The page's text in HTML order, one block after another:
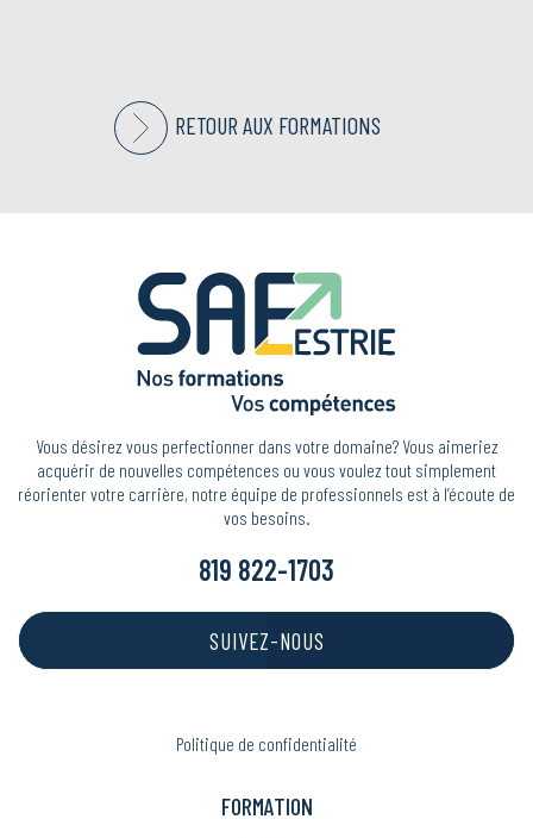
RETOUR AUX FORMATIONS
Vous désirez vous perfectionner dans votre domaine? Vous aimeriez
acquérir de nouvelles compétences ou vous voulez tout simplement
réorienter votre carrière, notre équipe de professionnels est à l’écoute de
vos besoins.
819 822-1703
SUIVEZ-NOUS
Politique de confidentialité
FORMATION